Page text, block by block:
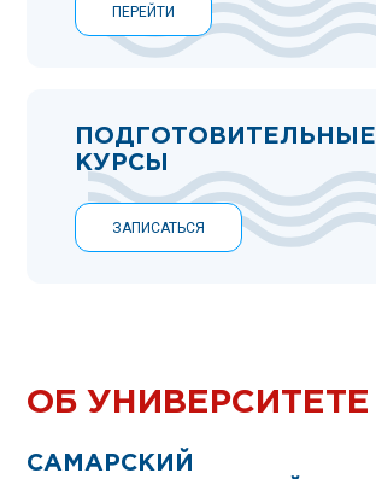
ПЕРЕЙТИ
ПОДГОТОВИТЕЛЬНЫЕ
КУРСЫ
ЗАПИСАТЬСЯ
ОБ УНИВЕРСИТЕТЕ
САМАРСКИЙ